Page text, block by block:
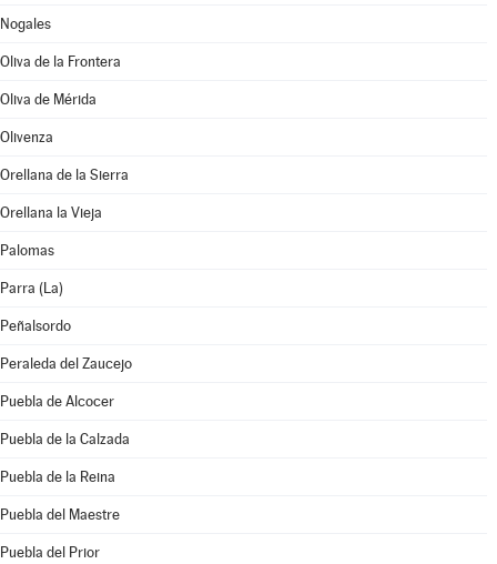
Nogales
Oliva de la Frontera
Oliva de Mérida
Olivenza
Orellana de la Sierra
Orellana la Vieja
Palomas
Parra (La)
Peñalsordo
Peraleda del Zaucejo
Puebla de Alcocer
Puebla de la Calzada
Puebla de la Reina
Puebla del Maestre
Puebla del Prior